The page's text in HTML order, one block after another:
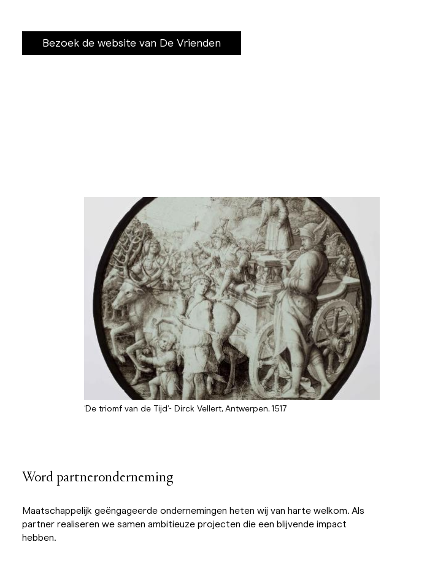
Bezoek de website van De Vrienden
‘De triomf van de Tijd’- Dirck Vellert, Antwerpen, 1517
Word partneronderneming
Maatschappelijk geëngageerde ondernemingen heten wij van harte welkom. Als
partner realiseren we samen ambitieuze projecten die een blijvende impact
hebben.